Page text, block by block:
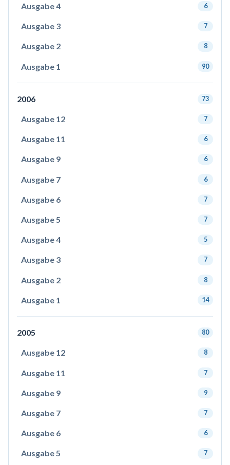
Ausgabe 4 6
Ausgabe 3 7
Ausgabe 2 8
Ausgabe 1 90
2006 73
Ausgabe 12 7
Ausgabe 11 6
Ausgabe 9 6
Ausgabe 7 6
Ausgabe 6 7
Ausgabe 5 7
Ausgabe 4 5
Ausgabe 3 7
Ausgabe 2 8
Ausgabe 1 14
2005 80
Ausgabe 12 8
Ausgabe 11 7
Ausgabe 9 9
Ausgabe 7 7
Ausgabe 6 6
Ausgabe 5 7